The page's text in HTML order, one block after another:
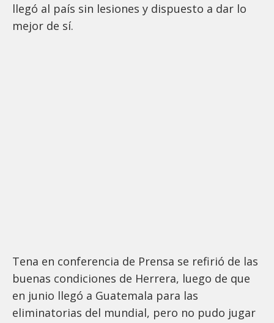
llegó al país sin lesiones y dispuesto a dar lo
mejor de sí.
Tena en conferencia de Prensa se refirió de las
buenas condiciones de Herrera, luego de que
en junio llegó a Guatemala para las
eliminatorias del mundial, pero no pudo jugar